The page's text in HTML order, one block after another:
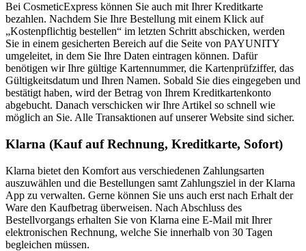
Bei CosmeticExpress können Sie auch mit Ihrer Kreditkarte
bezahlen. Nachdem Sie Ihre Bestellung mit einem Klick auf
„Kostenpflichtig bestellen“ im letzten Schritt abschicken, werden
Sie in einem gesicherten Bereich auf die Seite von PAYUNITY
umgeleitet, in dem Sie Ihre Daten eintragen können. Dafür
benötigen wir Ihre gültige Kartennummer, die Kartenprüfziffer, das
Gültigkeitsdatum und Ihren Namen. Sobald Sie dies eingegeben und
bestätigt haben, wird der Betrag von Ihrem Kreditkartenkonto
abgebucht. Danach verschicken wir Ihre Artikel so schnell wie
möglich an Sie. Alle Transaktionen auf unserer Website sind sicher.
Klarna (Kauf auf Rechnung, Kreditkarte, Sofort)
Klarna bietet den Komfort aus verschiedenen Zahlungsarten
auszuwählen und die Bestellungen samt Zahlungsziel in der Klarna
App zu verwalten. Gerne können Sie uns auch erst nach Erhalt der
Ware den Kaufbetrag überweisen. Nach Abschluss des
Bestellvorgangs erhalten Sie von Klarna eine E-Mail mit Ihrer
elektronischen Rechnung, welche Sie innerhalb von 30 Tagen
begleichen müssen.